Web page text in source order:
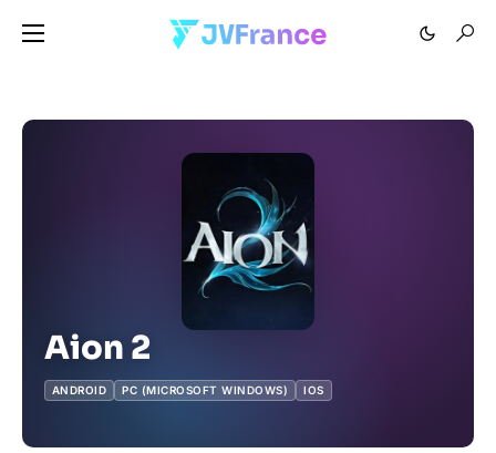
Aion 2
ANDROID PC (MICROSOFT WINDOWS) IOS